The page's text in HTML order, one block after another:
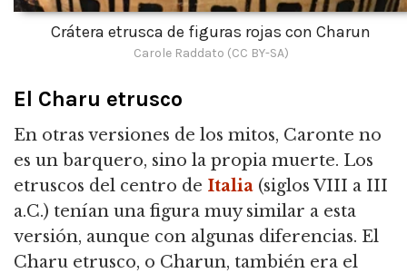
Crátera etrusca de figuras rojas con Charun
Carole Raddato (CC BY-SA)
El Charu etrusco
En otras versiones de los mitos, Caronte no
es un barquero, sino la propia muerte. Los
etruscos del centro de Italia (siglos VIII a III
a.C.) tenían una figura muy similar a esta
versión, aunque con algunas diferencias. El
Charu etrusco, o Charun, también era el